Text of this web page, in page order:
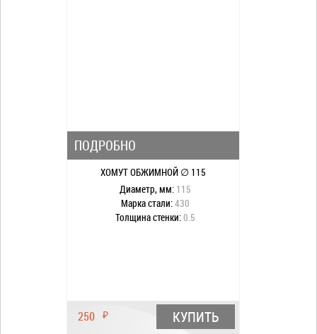
ПОДРОБНО
ХОМУТ ОБЖИМНОЙ ∅ 115
Диаметр, мм: 115
Марка стали:430
Толщина стенки:0.5
250 ₽ КУПИТЬ